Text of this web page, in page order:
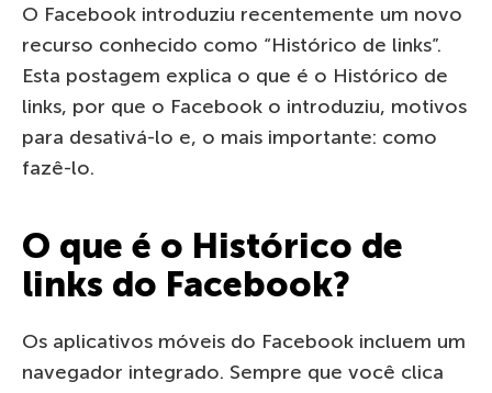
O Facebook introduziu recentemente um novo
recurso conhecido como “Histórico de links”.
Esta postagem explica o que é o Histórico de
links, por que o Facebook o introduziu, motivos
para desativá-lo e, o mais importante: como
fazê-lo.
O que é o Histórico de
links do Facebook?
Os aplicativos móveis do Facebook incluem um
navegador integrado. Sempre que você clica